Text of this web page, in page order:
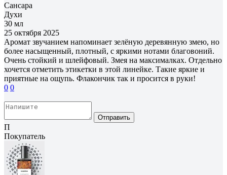
Сансара
Духи
30 мл
25 октября 2025
Аромат звучанием напоминает зелёную деревянную змею, но
более насыщенный, плотный, с яркими нотами благовоний.
Очень стойкий и шлейфовый. Змея на максималках. Отдельно
хочется отметить этикетки в этой линейке. Такие яркие и
приятные на ощупь. Флакончик так и просится в руки!
0 0
Отправить
П
Покупатель